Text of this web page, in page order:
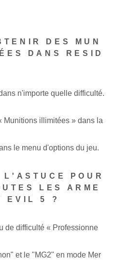
DES MUN
DANS RESID
n'importe quelle difficulté.
Munitions illimitées » dans la
le menu d'options du jeu.
POUR
LES ARME
EVIL 5 ?
de difficulté « Professionne
et le "MG2" en mode Mer